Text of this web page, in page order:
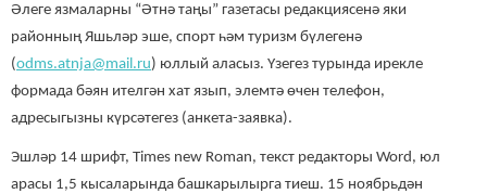
Әлеге язмаларны “Әтнә таңы” газетасы редакциясенә яки
районның Яшьләр эше, спорт һәм туризм бүлегенә
(odms.atnja@mail.ru) юллый аласыз. Үзегез турында ирекле
формада бәян ителгән хат язып, элемтә өчен телефон,
адресыгызны күрсәтегез (анкета-заявка).
Эшләр 14 шрифт, Times new Roman, текст редакторы Word, юл
арасы 1,5 кысаларында башкарылырга тиеш. 15 ноябрьдән